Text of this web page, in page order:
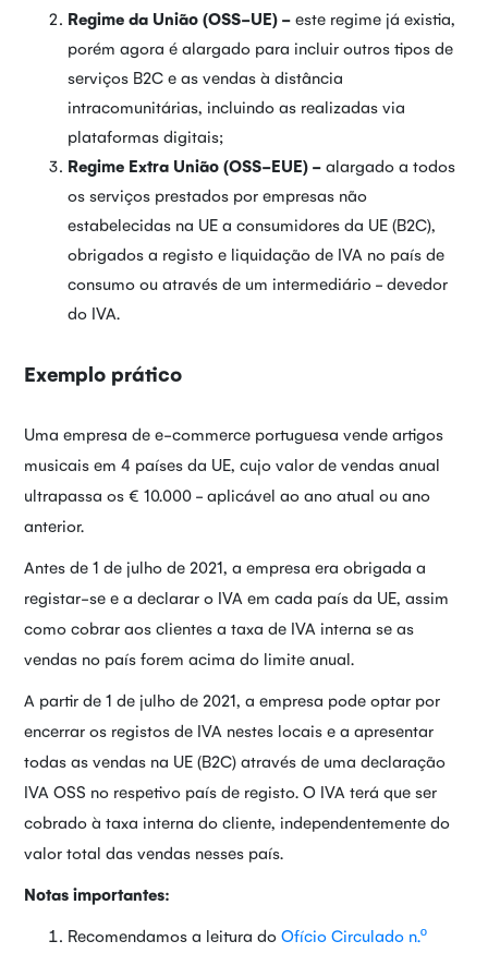
Regime da União (OSS-UE) - este regime já existia,
porém agora é alargado para incluir outros tipos de
serviços B2C e as vendas à distância
intracomunitárias, incluindo as realizadas via
plataformas digitais;
Regime Extra União (OSS-EUE) - alargado a todos
os serviços prestados por empresas não
estabelecidas na UE a consumidores da UE (B2C),
obrigados a registo e liquidação de IVA no país de
consumo ou através de um intermediário - devedor
do IVA.
Exemplo prático
Uma empresa de e-commerce portuguesa vende artigos
musicais em 4 países da UE, cujo valor de vendas anual
ultrapassa os € 10.000 - aplicável ao ano atual ou ano
anterior.
Antes de 1 de julho de 2021, a empresa era obrigada a
registar-se e a declarar o IVA em cada país da UE, assim
como cobrar aos clientes a taxa de IVA interna se as
vendas no país forem acima do limite anual.
A partir de 1 de julho de 2021, a empresa pode optar por
encerrar os registos de IVA nestes locais e a apresentar
todas as vendas na UE (B2C) através de uma declaração
IVA OSS no respetivo país de registo. O IVA terá que ser
cobrado à taxa interna do cliente, independentemente do
valor total das vendas nesses país.
Notas importantes:
Recomendamos a leitura doOfício Circulado n.º